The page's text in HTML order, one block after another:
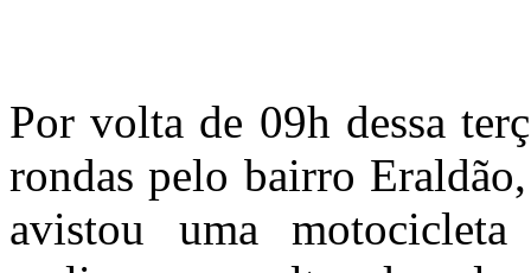
Por volta de 09h dessa
rondas pelo bairro
avistou uma